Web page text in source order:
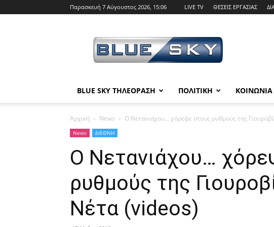
Παρασκευή 7 Αύγουστος 2026, 15:06 LIVE TV ΘΕΣΕΙΣ ΕΡΓΑΣΙΑΣ
SKY
BLUE SKY ΤΗΛΕΟΡΑΣΗ ΠΟΛΙΤΙΚΗ ΚΟΙΝΩΝΙΑ
Αρχική News Ο Νετανιάχου… χόρεψε στους ρυθμούς της
News ΔΙΕΘΝΗ
Ο Νετανιάχου…
ρυθμούς της
Νέτα (videos)